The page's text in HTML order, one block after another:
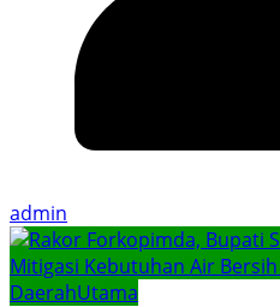
admin
DaerahUtama